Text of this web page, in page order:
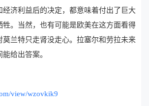
经济利益后的决定，都意味着付出了巨大
牲。当然，也有可能是欧美在这方面看得
莫兰特只走肾没走心。拉塞尔和劳拉未来
给出答案。
view/wzovkik9